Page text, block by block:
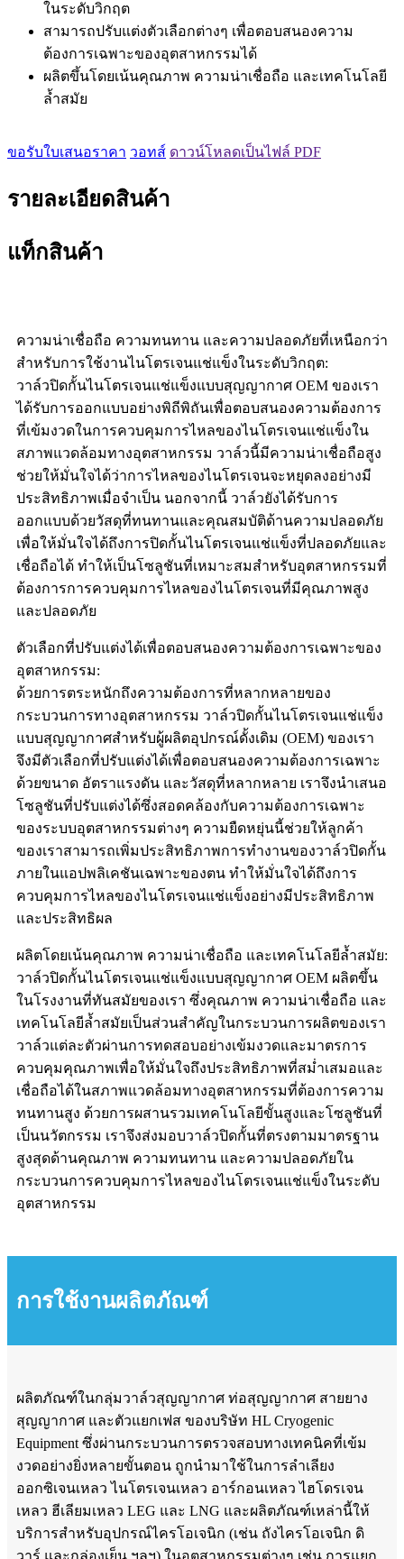
ในระดับวิกฤต
สามารถปรับแต่งตัวเลือกต่างๆ เพื่อตอบสนองความ
ต้องการเฉพาะของอุตสาหกรรมได้
ผลิตขึ้นโดยเน้นคุณภาพ ความน่าเชื่อถือ และเทคโนโลยี
ล้ำสมัย
ขอรับใบเสนอราคา วอทส์ ดาวน์โหลดเป็นไฟล์ PDF
รายละเอียดสินค้า
แท็กสินค้า
ความน่าเชื่อถือ ความทนทาน และความปลอดภัยที่เหนือกว่า
สำหรับการใช้งานไนโตรเจนแช่แข็งในระดับวิกฤต:
วาล์วปิดกั้นไนโตรเจนแช่แข็งแบบสุญญากาศ OEM ของเรา
ได้รับการออกแบบอย่างพิถีพิถันเพื่อตอบสนองความต้องการ
ที่เข้มงวดในการควบคุมการไหลของไนโตรเจนแช่แข็งใน
สภาพแวดล้อมทางอุตสาหกรรม วาล์วนี้มีความน่าเชื่อถือสูง
ช่วยให้มั่นใจได้ว่าการไหลของไนโตรเจนจะหยุดลงอย่างมี
ประสิทธิภาพเมื่อจำเป็น นอกจากนี้ วาล์วยังได้รับการ
ออกแบบด้วยวัสดุที่ทนทานและคุณสมบัติด้านความปลอดภัย
เพื่อให้มั่นใจได้ถึงการปิดกั้นไนโตรเจนแช่แข็งที่ปลอดภัยและ
เชื่อถือได้ ทำให้เป็นโซลูชันที่เหมาะสมสำหรับอุตสาหกรรมที่
ต้องการการควบคุมการไหลของไนโตรเจนที่มีคุณภาพสูง
และปลอดภัย
ตัวเลือกที่ปรับแต่งได้เพื่อตอบสนองความต้องการเฉพาะของ
อุตสาหกรรม:
ด้วยการตระหนักถึงความต้องการที่หลากหลายของ
กระบวนการทางอุตสาหกรรม วาล์วปิดกั้นไนโตรเจนแช่แข็ง
แบบสุญญากาศสำหรับผู้ผลิตอุปกรณ์ดั้งเดิม (OEM) ของเรา
จึงมีตัวเลือกที่ปรับแต่งได้เพื่อตอบสนองความต้องการเฉพาะ
ด้วยขนาด อัตราแรงดัน และวัสดุที่หลากหลาย เราจึงนำเสนอ
โซลูชันที่ปรับแต่งได้ซึ่งสอดคล้องกับความต้องการเฉพาะ
ของระบบอุตสาหกรรมต่างๆ ความยืดหยุ่นนี้ช่วยให้ลูกค้า
ของเราสามารถเพิ่มประสิทธิภาพการทำงานของวาล์วปิดกั้น
ภายในแอปพลิเคชันเฉพาะของตน ทำให้มั่นใจได้ถึงการ
ควบคุมการไหลของไนโตรเจนแช่แข็งอย่างมีประสิทธิภาพ
และประสิทธิผล
ผลิตโดยเน้นคุณภาพ ความน่าเชื่อถือ และเทคโนโลยีล้ำสมัย:
วาล์วปิดกั้นไนโตรเจนแช่แข็งแบบสุญญากาศ OEM ผลิตขึ้น
ในโรงงานที่ทันสมัยของเรา ซึ่งคุณภาพ ความน่าเชื่อถือ และ
เทคโนโลยีล้ำสมัยเป็นส่วนสำคัญในกระบวนการผลิตของเรา
วาล์วแต่ละตัวผ่านการทดสอบอย่างเข้มงวดและมาตรการ
ควบคุมคุณภาพเพื่อให้มั่นใจถึงประสิทธิภาพที่สม่ำเสมอและ
เชื่อถือได้ในสภาพแวดล้อมทางอุตสาหกรรมที่ต้องการความ
ทนทานสูง ด้วยการผสานรวมเทคโนโลยีขั้นสูงและโซลูชันที่
เป็นนวัตกรรม เราจึงส่งมอบวาล์วปิดกั้นที่ตรงตามมาตรฐาน
สูงสุดด้านคุณภาพ ความทนทาน และความปลอดภัยใน
กระบวนการควบคุมการไหลของไนโตรเจนแช่แข็งในระดับ
อุตสาหกรรม
การใช้งานผลิตภัณฑ์
ผลิตภัณฑ์ในกลุ่มวาล์วสุญญากาศ ท่อสุญญากาศ สายยาง
สุญญากาศ และตัวแยกเฟส ของบริษัท HL Cryogenic
Equipment ซึ่งผ่านกระบวนการตรวจสอบทางเทคนิคที่เข้ม
งวดอย่างยิ่งหลายขั้นตอน ถูกนำมาใช้ในการลำเลียง
ออกซิเจนเหลว ไนโตรเจนเหลว อาร์กอนเหลว ไฮโดรเจน
เหลว ฮีเลียมเหลว LEG และ LNG และผลิตภัณฑ์เหล่านี้ให้
บริการสำหรับอุปกรณ์ไครโอเจนิก (เช่น ถังไครโอเจนิก ดิ
วาร์ และกล่องเย็น ฯลฯ) ในอุตสาหกรรมต่างๆ เช่น การแยก